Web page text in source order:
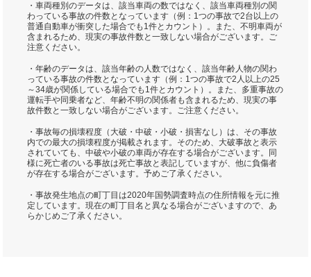
・車両種別のデータは、該当車両の数ではなく、該当車両種別の関
わっている事故の件数となっています（例：1つの事故で2台以上の
普通自動車が衝突した場合でも1件とカウント）。また、不明車両が
含まれるため、現実の事故件数と一致しない場合がございます。ご
注意ください。
・年齢のデータは、該当年齢の人数ではなく、該当年齢人物の関わ
っている事故の件数となっています（例：1つの事故で2人以上の25
～34歳が関係している場合でも1件とカウント）。また、多重事故の
運転手や同乗者など、年齢不明の関係者も含まれるため、現実の事
故件数と一致しない場合がございます。ご注意ください。
・事故毎の損壊程度（大破・中破・小破・損害なし）は、その事故
内での最大の損壊程度が掲載されます。そのため、大破事故と表示
されていても、中破や小破の車両が存在する場合がございます。同
様に死亡者のいる事故は死亡事故と表記していますが、他に負傷者
が存在する場合がございます。予めご了承ください。
・事故発生地点の町丁目は2020年国勢調査時点の住所情報を元に推
定しています。現在の町丁目名と異なる場合がございますので、あ
らかじめご了承ください。